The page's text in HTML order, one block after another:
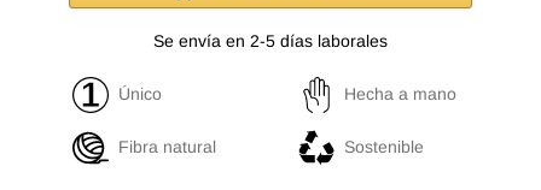
Se envía en 2-5 días laborales
Único Hecha a mano
Fibra natural Sostenible